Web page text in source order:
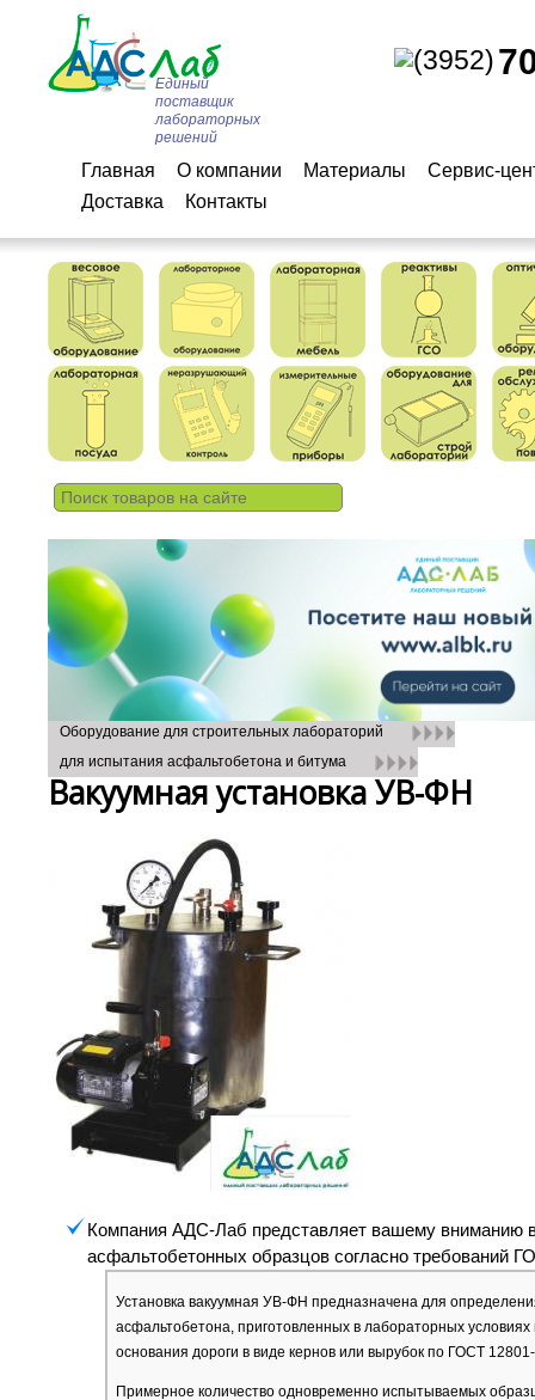
(3952)
Единый
поставщик
лабораторных
решений
Главная О компании Материалы
Сервис-
Доставка
Контакты
Оборудование для строительных лабораторий
для испытания асфальтобетона и битума
Вакуумная установка УВ-ФН
Компания АДС-Лаб представляет вашему вниманию
асфальтобетонных образцов согласно требований
Установка вакуумная УВ-ФН предназначена для
асфальтобетона, приготовленных в лабораторных
основания дороги в виде кернов или вырубок по ГОСТ
Примерное количество одновременно испытываемых